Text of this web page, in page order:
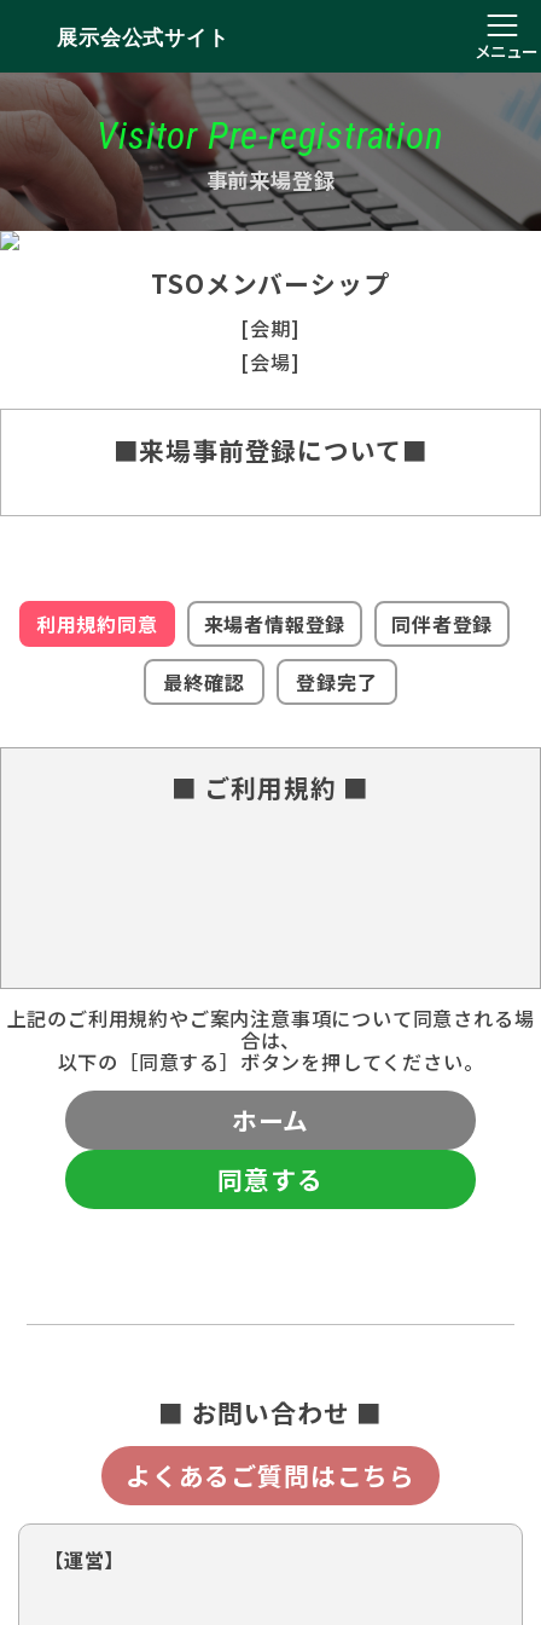
展示会公式サイト
メニュー
Visitor Pre-registration
事前来場登録
TSOメンバーシップ
[会期]
[会場]
■来場事前登録について■
利用規約同意 来場者情報登録
同伴者登録
最終確認
登録完了
■ ご利用規約 ■
上記のご利用規約やご案内注意事項について同意される場
合は、
以下の［同意する］ボタンを押してください。
ホーム
同意する
■ お問い合わせ ■
よくあるご質問はこちら
【運営】